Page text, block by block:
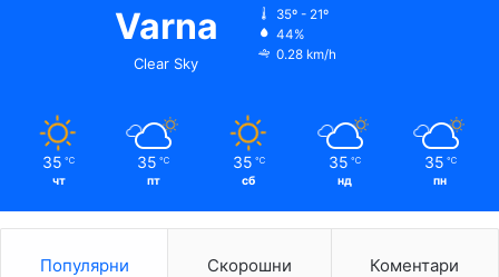
Varna
Clear Sky
35º - 21º
44%
0.28 km/h
35 ℃
чт
35 ℃
пт
35 ℃
сб
35 ℃
нд
35 ℃
пн
Популярни Скорошни Коментари